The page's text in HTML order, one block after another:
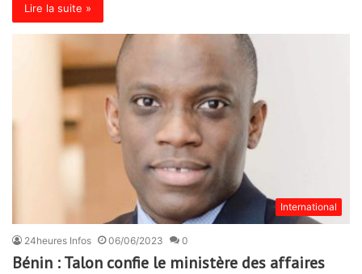
Lire la suite »
International
24heures Infos 06/06/2023 0
Bénin : Talon confie le ministère des affaires